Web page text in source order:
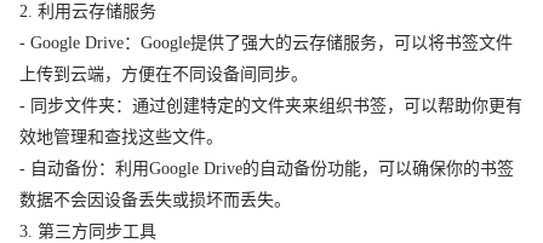
2. 利用云存储服务
- Google Drive：Google提供了强大的云存储服务，可以将书签文件
上传到云端，方便在不同设备间同步。
- 同步文件夹：通过创建特定的文件夹来组织书签，可以帮助你更有
效地管理和查找这些文件。
- 自动备份：利用Google Drive的自动备份功能，可以确保你的书签
数据不会因设备丢失或损坏而丢失。
3. 第三方同步工具